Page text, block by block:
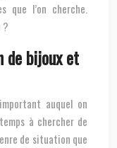
que l’on cherche.
?
de bijoux et
auquel on
à chercher de
de situation que